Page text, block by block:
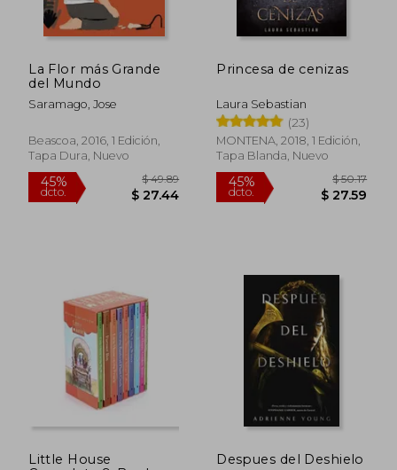
45% 40%
La Flor más Grande
del Mundo
Saramago, Jose
Beascoa, 2016, 1 Edición,
Tapa Dura, Nuevo
Princesa de cenizas
Laura Sebastian
(23)
MONTENA, 2018, 1 Edición,
Tapa Blanda, Nuevo
Little House
Despues del Deshielo